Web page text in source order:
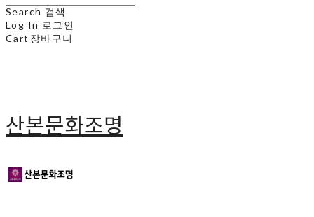
Search 검색
Log In 로그인
Cart 장바구니
산본문화조명